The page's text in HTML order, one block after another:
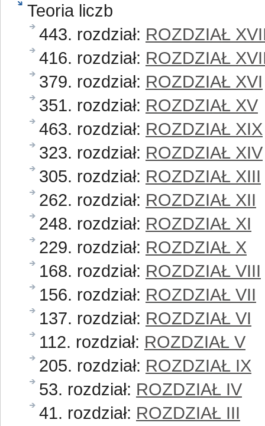
Teoria liczb
443. rozdział: ROZDZIAŁ
416. rozdział: ROZDZIAŁ
379. rozdział: ROZDZIAŁ XVI
351. rozdział: ROZDZIAŁ XV
463. rozdział: ROZDZIAŁ XIX
323. rozdział: ROZDZIAŁ XIV
305. rozdział: ROZDZIAŁ XIII
262. rozdział: ROZDZIAŁ XII
248. rozdział: ROZDZIAŁ XI
229. rozdział: ROZDZIAŁ X
168. rozdział: ROZDZIAŁ VIII
156. rozdział: ROZDZIAŁ VII
137. rozdział: ROZDZIAŁ VI
112. rozdział: ROZDZIAŁ V
205. rozdział: ROZDZIAŁ IX
53. rozdział: ROZDZIAŁ IV
41. rozdział: ROZDZIAŁ III